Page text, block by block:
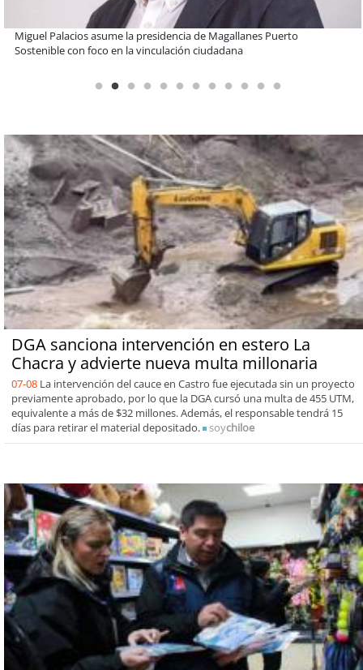
Educación y colaboración público-privada se toman La Araucanía:
encuentro reunió a líderes para abordar las brechas y oportunidades
DGA sanciona intervención en estero La
Chacra y advierte nueva multa millonaria
07-08 La intervención del cauce en Castro fue ejecutada sin un proyecto
previamente aprobado, por lo que la DGA cursó una multa de 455 UTM,
equivalente a más de $32 millones. Además, el responsable tendrá 15
días para retirar el material depositado.
soychiloe